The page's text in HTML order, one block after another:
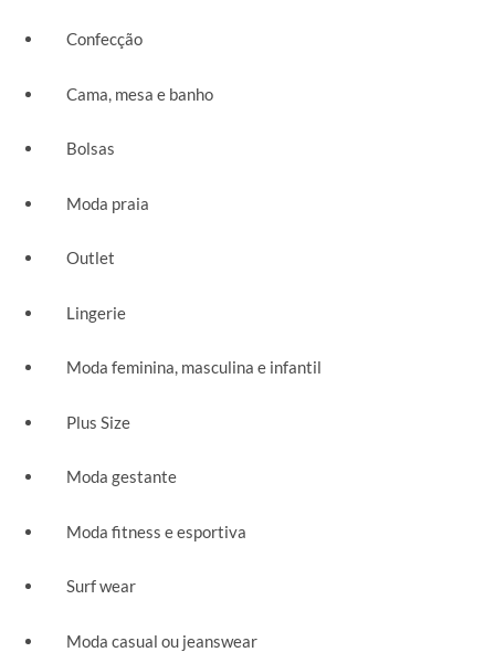
Confecção
Cama, mesa e banho
Bolsas
Moda praia
Outlet
Lingerie
Moda feminina, masculina e infantil
Plus Size
Moda gestante
Moda fitness e esportiva
Surf wear
Moda casual ou jeanswear